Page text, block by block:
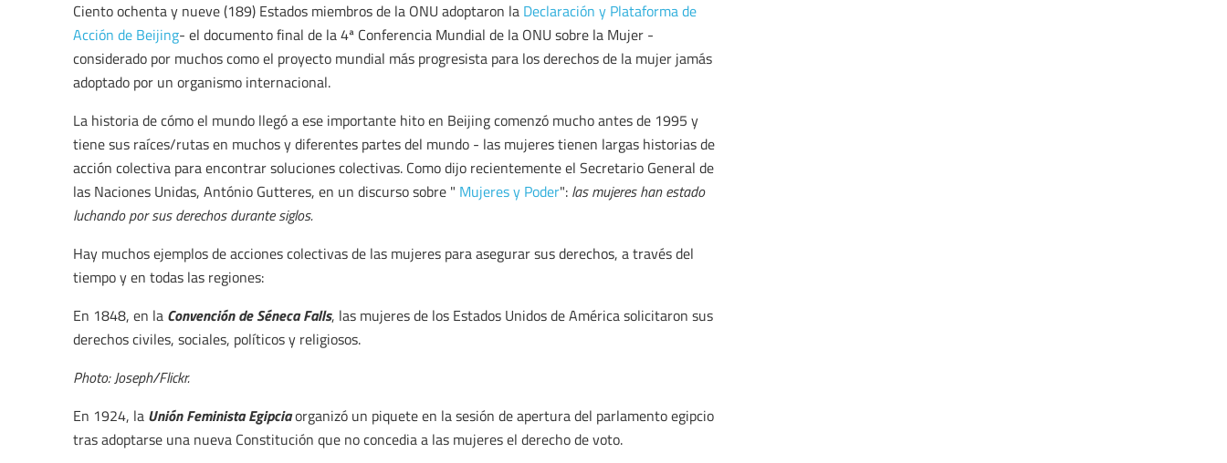
Ciento ochenta y nueve (189) Estados miembros de la ONU adoptaron la Declaración y Plataforma de
Acción de Beijing- el documento final de la 4ª Conferencia Mundial de la ONU sobre la Mujer -
considerado por muchos como el proyecto mundial más progresista para los derechos de la mujer jamás
adoptado por un organismo internacional.
La historia de cómo el mundo llegó a ese importante hito en Beijing comenzó mucho antes de 1995 y
tiene sus raíces/rutas en muchos y diferentes partes del mundo - las mujeres tienen largas historias de
acción colectiva para encontrar soluciones colectivas. Como dijo recientemente el Secretario General de
las Naciones Unidas, António Gutteres, en un discurso sobre " Mujeres y Poder": las mujeres han estado
luchando por sus derechos durante siglos.
Hay muchos ejemplos de acciones colectivas de las mujeres para asegurar sus derechos, a través del
tiempo y en todas las regiones:
En 1848, en la Convención de Séneca Falls, las mujeres de los Estados Unidos de América solicitaron sus
derechos civiles, sociales, políticos y religiosos.
Photo: Joseph/Flickr.
En 1924, la Unión Feminista Egipciaorganizó un piquete en la sesión de apertura del parlamento egipcio
tras adoptarse una nueva Constitución que no concedia a las mujeres el derecho de voto.